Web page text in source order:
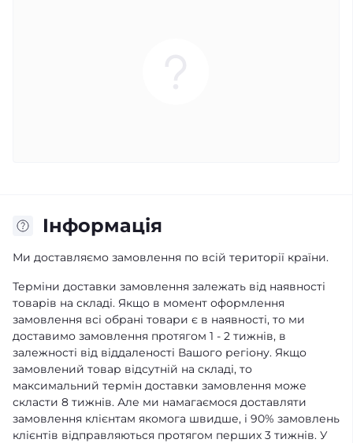
Iнформація
Ми доставляємо замовлення по всій території країни.
Терміни доставки замовлення залежать від наявності
товарів на складі. Якщо в момент оформлення
замовлення всі обрані товари є в наявності, то ми
доставимо замовлення протягом 1 - 2 тижнів, в
залежності від віддаленості Вашого регіону. Якщо
замовлений товар відсутній на складі, то
максимальний термін доставки замовлення може
скласти 8 тижнів. Але ми намагаємося доставляти
замовлення клієнтам якомога швидше, і 90% замовлень
клієнтів відправляються протягом перших 3 тижнів. У